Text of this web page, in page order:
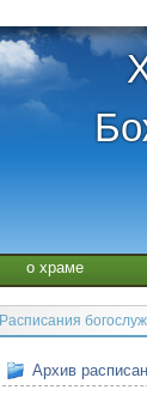
о храме
Расписания
Архив